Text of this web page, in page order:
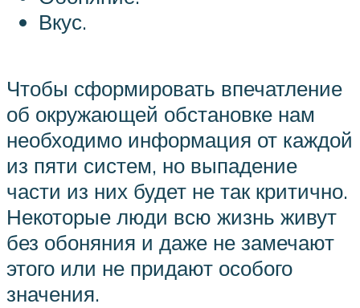
Вкус.
Чтобы сформировать впечатление
об окружающей обстановке нам
необходимо информация от каждой
из пяти систем, но выпадение
части из них будет не так критично.
Некоторые люди всю жизнь живут
без обоняния и даже не замечают
этого или не придают особого
значения.